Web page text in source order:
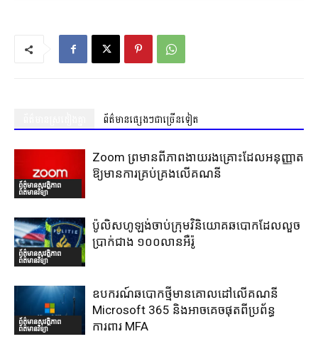
ព័ត៌មានផ្សេងៗជាច្រើនទៀត
ព័ត៌មានសុវត្ថិភាព
ព័ត៌មានវិទ្យា
Zoom ព្រមានពីភាពងាយរងគ្រោះដែលអនុញ្ញាត
ឱ្យមានការគ្រប់គ្រងលើគណនី
ព័ត៌មានសុវត្ថិភាព
ព័ត៌មានវិទ្យា
ប៉ូលិសហូឡង់ចាប់ក្រុមវិនិយោគឆបោកដែលលួច
ប្រាក់ជាង ១០០លានអឺរ៉ូ
ព័ត៌មានសុវត្ថិភាព
ព័ត៌មានវិទ្យា
ឧបករណ៍ឆបោកថ្មីមានគោលដៅលើគណនី
Microsoft 365 និងអាចគេចផុតពីប្រព័ន្ធ
ការពារ MFA